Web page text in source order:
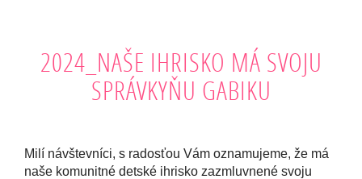
2024_NAŠE IHRISKO MÁ SVOJU
SPRÁVKYŇU GABIKU
Milí návštevníci, s radosťou Vám oznamujeme, že má
naše komunitné detské ihrisko zazmluvnené svoju